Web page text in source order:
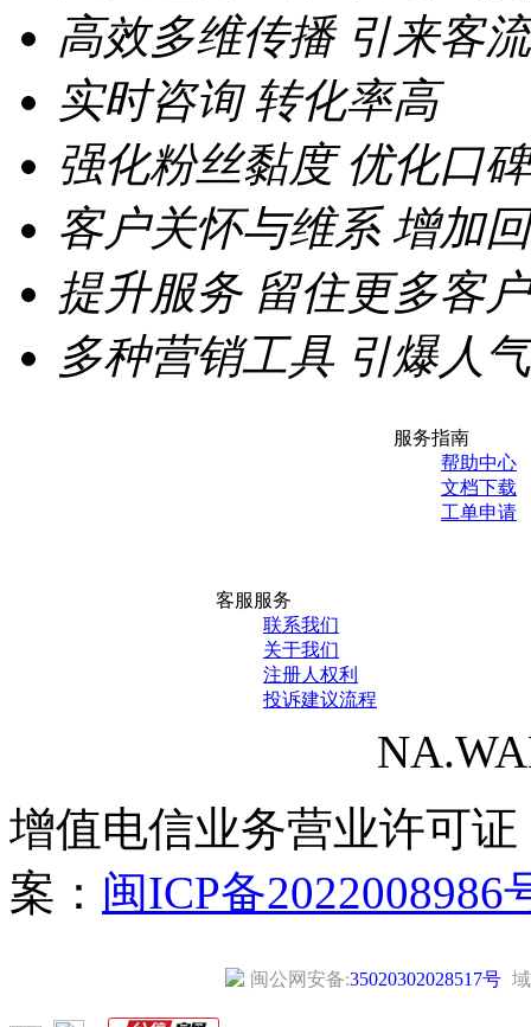
高效多维传播 引来客
实时咨询 转化率高
强化粉丝黏度 优化口
客户关怀与维系 增加
提升服务 留住更多客户
多种营销工具 引爆人气
服务指南
帮助中心
文档下载
工单申请
客服服务
联系我们
关于我们
注册人权利
投诉建议流程
增值电信业务营业许可证
案： 闽ICP备2022008986
闽公网安备:35020302028517号